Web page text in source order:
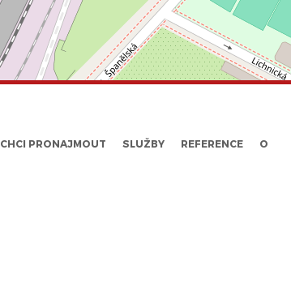
CHCI PRONAJMOUT SLUŽBY REFERENCE
O